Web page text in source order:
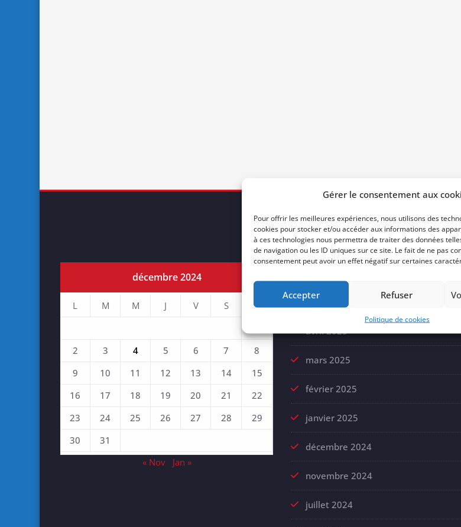
Gérer le consentement aux
Pour offrir les meilleures expériences, nous utilisons des
cookies pour stocker et/ou accéder aux informations des
à ces technologies nous permettra de traiter des données
de navigation ou les ID uniques sur ce site. Le fait de ne pas
consentement peut avoir un effet négatif sur certaines
Accepter Refuser
Politique de cookies
décembre 2024
L M M J V S
D
2
3 4 5 6 7
8
9
10 11 12 13 14
15
16
17 18 19 20 21
22
23
24 25 26 27 28
29
30
31
« Nov
Jan »
Archives
juin 2025
avril 2025
mars 2025
février 2025
janvier 2025
décembre 2024
novembre 2024
juillet 2024